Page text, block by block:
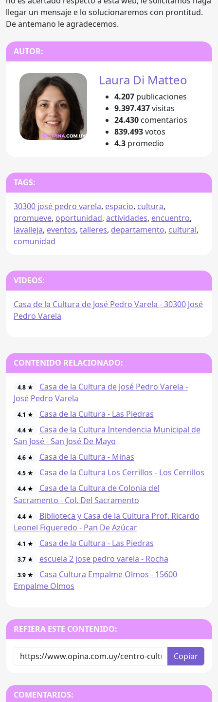
llegar un mensaje e lo solucionaremos con prontitud.
De antemano le agradecemos.
AUTOR:
Laura Di Matteo
4.207 publicaciones
9.397.437visitas
24.430 comentarios
839.493votos
4.3 promedio
TAGS:
30300 josé pedro varela, espacio, cultura,
promueve, oportunidad, actividades, encuentro,
lavalleja, eventos, talleres, departamento, cultural,
comunidad
VIDEOS:
Casa de la Cultura de José Pedro Varela - 30300 José
Pedro Varela
CONTENIDO RELACIONADO:
4.8 ★
Casa de la Cultura de José Pedro Varela -
José Pedro Varela
4.1 ★ Casa de la Cultura - Las Piedras
4.4 ★
Casa de la Cultura Intendencia Municipal de
San José - San José De Mayo
4.6 ★ Casa de la Cultura - Minas
4.5 ★ Casa de la Cultura Los Cerrillos - Los Cerrillos
4.4 ★
Casa de la Cultura de Colonia del
Sacramento - Col. Del Sacramento
4.4 ★
Biblioteca y Casa de la Cultura Prof. Ricardo
Leonel Figueredo - Pan De Azúcar
4.1 ★ Casa de la Cultura - Las Piedras
3.7 ★ escuela 2 jose pedro varela - Rocha
3.9 ★
Casa Cultura Empalme Olmos - 15600
Empalme Olmos
REFIERA ESTE CONTENIDO:
Copiar
COMENTARIOS: